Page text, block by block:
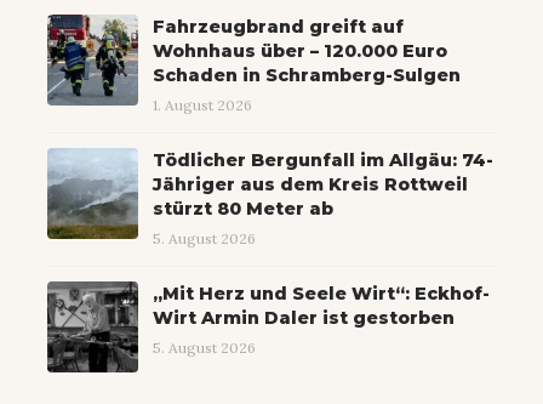
Fahrzeugbrand greift auf
Wohnhaus über – 120.000 Euro
Schaden in Schramberg-Sulgen
1. August 2026
Tödlicher Bergunfall im Allgäu: 74-
Jähriger aus dem Kreis Rottweil
stürzt 80 Meter ab
5. August 2026
„Mit Herz und Seele Wirt“: Eckhof-
Wirt Armin Daler ist gestorben
5. August 2026